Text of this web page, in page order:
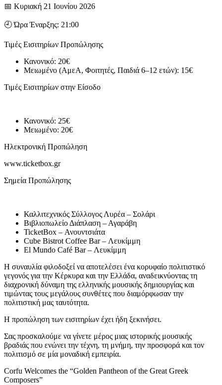
📅 Κυριακή 21 Ιουνίου 2026
🕘 Ώρα Έναρξης: 21:00
Τιμές Εισιτηρίων Προπώλησης
Κανονικό: 20€
Μειωμένο (ΑμεΑ, Φοιτητές, Παιδιά 6–12 ετών): 15€
Τιμές Εισιτηρίων στην Είσοδο
Κανονικό: 25€
Μειωμένο: 20€
Ηλεκτρονική Προπώληση
www.ticketbox.gr
Σημεία Προπώλησης
Καλλιτεχνικός Σύλλογος Λυρέα – Σολάρι
Βιβλιοπωλείο Διάπλαση – Αγαράβη
TicketBox – Ανουντσιάτα
Cube Bistrot Coffee Bar – Λευκίμμη
El Mundo Café Bar – Λευκίμμη
Η συναυλία φιλοδοξεί να αποτελέσει ένα κορυφαίο πολιτιστικό
γεγονός για την Κέρκυρα και την Ελλάδα, αναδεικνύοντας τη
διαχρονική δύναμη της ελληνικής μουσικής δημιουργίας και
τιμώντας τους μεγάλους συνθέτες που διαμόρφωσαν την
πολιτιστική μας ταυτότητα.
Η προπώληση των εισιτηρίων έχει ήδη ξεκινήσει.
Σας προσκαλούμε να γίνετε μέρος μιας ιστορικής μουσικής
βραδιάς που ενώνει την τέχνη, τη μνήμη, την προσφορά και τον
πολιτισμό σε μία μοναδική εμπειρία.
Corfu Welcomes the “Golden Pantheon of the Great Greek
Composers”